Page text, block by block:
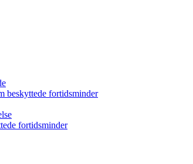
beskyttede fortidsminder
fortidsminder